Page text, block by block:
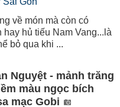
về món mà còn có
hủ tiếu Nam Vang...là
bỏ qua khi ...
Nguyệt - mảnh trăng
màu ngọc bích
mạc Gobi